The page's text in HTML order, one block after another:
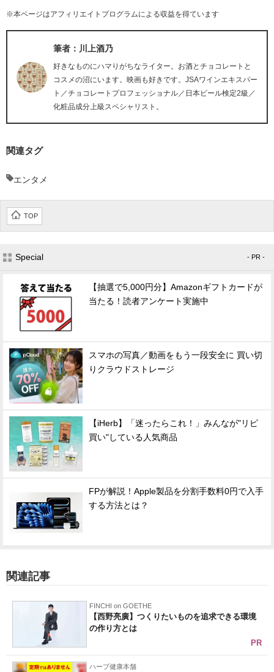
※本ページはアフィリエイトプログラムによる収益を得ています
筆者：川上酒乃
好きなものにハマりがちなライター。お酒とチョコレートと
コスメの沼にいます。映画も好きです。JSAワインエキスパー
ト／チョコレートプロフェッショナル／日本ビール検定2級／
化粧品成分上級スペシャリスト。
関連タグ
エンタメ
TOP
Special - PR -
【抽選で5,000円分】Amazonギフトカードが
当たる！読者アンケート実施中
スマホの写真／動画をもう一段安全に 買い切
りクラウドストレージ
【iHerb】「迷ったらこれ！」みんなが"リピ
買い"している人気商品
FPが解説！Apple製品を分割手数料0円で入手
する方法とは？
関連記事
FINCHI on GOETHE
【西野亮廣】つくりたいものを追求できる環境
の作り方とは
PR
ハーブ健康本舗